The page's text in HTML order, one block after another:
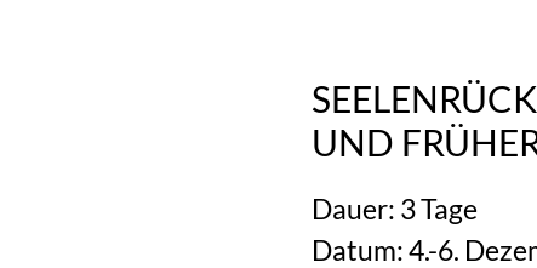
UND
Dauer: 3 Tage
Datum: 4.-6.